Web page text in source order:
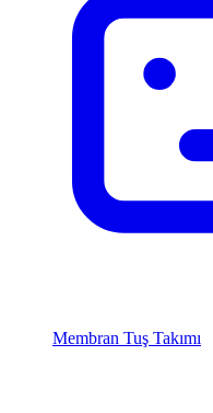
Membran Tuş Takımı